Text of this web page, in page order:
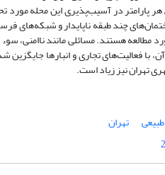
هر پارامتر در آسیب‌پذیری این محله مورد
چند طبقه ناپایدار و شبکه‌های
مطالعه هستند.مسائلی مانند ناامنی،
با فعالیت‌های تجاری و انبارها جایگزین
تهران نیز زیاد است.
تهران